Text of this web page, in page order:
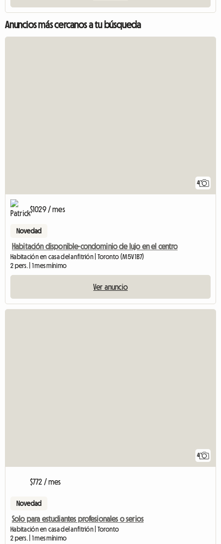
Anuncios más cercanos a tu búsqueda
4
$1029 / mes
Novedad
Habitación disponible-condominio de lujo en el centro
Habitación en casa del anfitrión | Toronto (M5V 1B7)
2 pers. | 1 mes mínimo
Ver anuncio
4
$772 / mes
Novedad
Solo para estudiantes profesionales o serios
Habitación en casa del anfitrión | Toronto
2 pers. | 1 mes mínimo